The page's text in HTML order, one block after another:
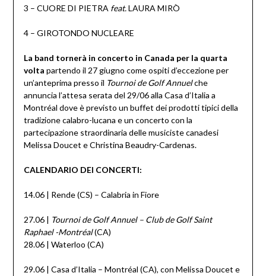
3 – CUORE DI PIETRA feat.LAURA MIRÒ
4 – GIROTONDO NUCLEARE
La band tornerà in concerto in Canada per la quarta
volta partendo il 27 giugno come ospiti d’eccezione per
un’anteprima presso il Tournoi de Golf Annuelche
annuncia l’attesa serata del 29/06 alla Casa d’Italia a
Montréal dove è previsto un buffet dei prodotti tipici della
tradizione calabro-lucana e un concerto con la
partecipazione straordinaria delle musiciste canadesi
Melissa Doucet e Christina Beaudry-Cardenas.
CALENDARIO DEI CONCERTI:
14.06 | Rende (CS) – Calabria in Fiore
27.06 | Tournoi de Golf Annuel – Club de Golf Saint
Raphael -Montréal(CA)
28.06 | Waterloo (CA)
29.06 | Casa d’Italia – Montréal (CA), con Melissa Doucet e